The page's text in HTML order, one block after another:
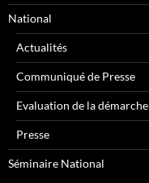
National
Actualités
Communiqué de Presse
Evaluation de la démarche
Presse
Séminaire National